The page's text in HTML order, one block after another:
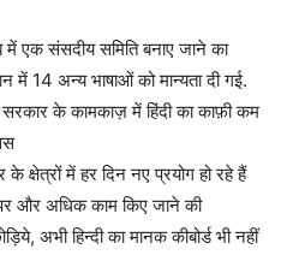
एक संसदीय समिति बनाए जाने का
में 14 अन्य भाषाओं को मान्यता दी गई.
के कामकाज़ में हिंदी का काफ़ी कम
क्षेत्रों में हर दिन नए प्रयोग हो रहे हैं
पर और अधिक काम किए जाने की
अभी हिन्दी का मानक कीबोर्ड भी नहीं